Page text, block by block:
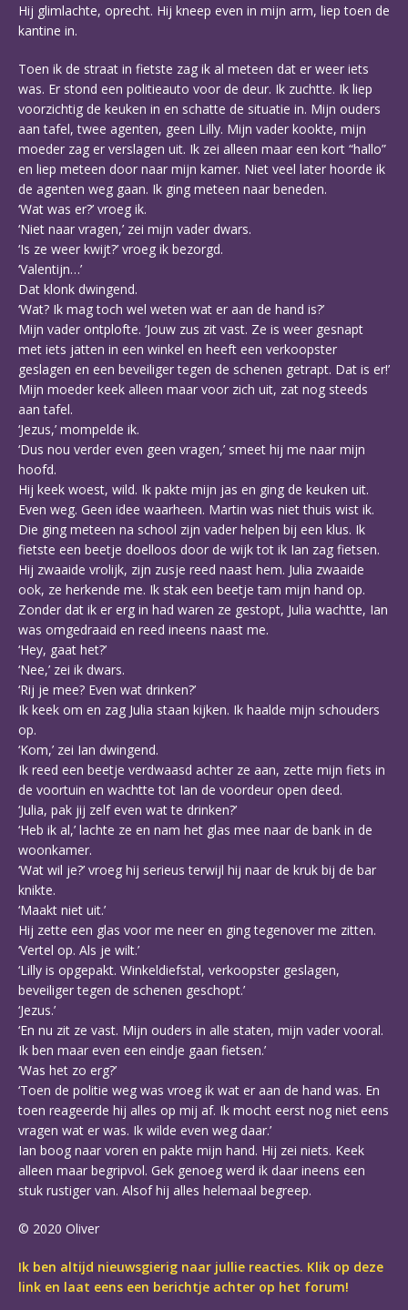
Hij glimlachte, oprecht. Hij kneep even in mijn arm, liep toen de
kantine in.
Toen ik de straat in fietste zag ik al meteen dat er weer iets
was. Er stond een politieauto voor de deur. Ik zuchtte. Ik liep
voorzichtig de keuken in en schatte de situatie in. Mijn ouders
aan tafel, twee agenten, geen Lilly. Mijn vader kookte, mijn
moeder zag er verslagen uit. Ik zei alleen maar een kort “hallo”
en liep meteen door naar mijn kamer. Niet veel later hoorde ik
de agenten weg gaan. Ik ging meteen naar beneden.
‘Wat was er?’ vroeg ik.
‘Niet naar vragen,’ zei mijn vader dwars.
‘Is ze weer kwijt?’ vroeg ik bezorgd.
‘Valentijn…’
Dat klonk dwingend.
‘Wat? Ik mag toch wel weten wat er aan de hand is?’
Mijn vader ontplofte. ‘Jouw zus zit vast. Ze is weer gesnapt
met iets jatten in een winkel en heeft een verkoopster
geslagen en een beveiliger tegen de schenen getrapt. Dat is er!’
Mijn moeder keek alleen maar voor zich uit, zat nog steeds
aan tafel.
‘Jezus,’ mompelde ik.
‘Dus nou verder even geen vragen,’ smeet hij me naar mijn
hoofd.
Hij keek woest, wild. Ik pakte mijn jas en ging de keuken uit.
Even weg. Geen idee waarheen. Martin was niet thuis wist ik.
Die ging meteen na school zijn vader helpen bij een klus. Ik
fietste een beetje doelloos door de wijk tot ik Ian zag fietsen.
Hij zwaaide vrolijk, zijn zusje reed naast hem. Julia zwaaide
ook, ze herkende me. Ik stak een beetje tam mijn hand op.
Zonder dat ik er erg in had waren ze gestopt, Julia wachtte, Ian
was omgedraaid en reed ineens naast me.
‘Hey, gaat het?’
‘Nee,’ zei ik dwars.
‘Rij je mee? Even wat drinken?’
Ik keek om en zag Julia staan kijken. Ik haalde mijn schouders
op.
‘Kom,’ zei Ian dwingend.
Ik reed een beetje verdwaasd achter ze aan, zette mijn fiets in
de voortuin en wachtte tot Ian de voordeur open deed.
‘Julia, pak jij zelf even wat te drinken?’
‘Heb ik al,’ lachte ze en nam het glas mee naar de bank in de
woonkamer.
‘Wat wil je?’ vroeg hij serieus terwijl hij naar de kruk bij de bar
knikte.
‘Maakt niet uit.’
Hij zette een glas voor me neer en ging tegenover me zitten.
‘Vertel op. Als je wilt.’
‘Lilly is opgepakt. Winkeldiefstal, verkoopster geslagen,
beveiliger tegen de schenen geschopt.’
‘Jezus.’
‘En nu zit ze vast. Mijn ouders in alle staten, mijn vader vooral.
Ik ben maar even een eindje gaan fietsen.’
‘Was het zo erg?’
‘Toen de politie weg was vroeg ik wat er aan de hand was. En
toen reageerde hij alles op mij af. Ik mocht eerst nog niet eens
vragen wat er was. Ik wilde even weg daar.’
Ian boog naar voren en pakte mijn hand. Hij zei niets. Keek
alleen maar begripvol. Gek genoeg werd ik daar ineens een
stuk rustiger van. Alsof hij alles helemaal begreep.
© 2020 Oliver
Ik ben altijd nieuwsgierig naar jullie reacties. Klik op deze
link en laat eens een berichtje achter op het forum!